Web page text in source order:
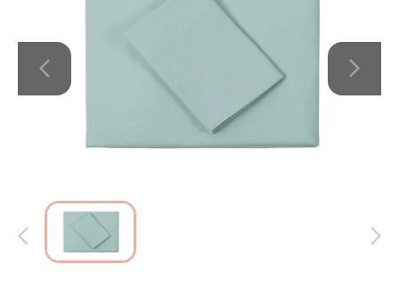
Almila Kariyer
Almila Life Concept
Bilgi Toplumu Hizmetleri
Bize Ulaşın
En Yakın Almila
Kataloglar
İnsan Kaynakları